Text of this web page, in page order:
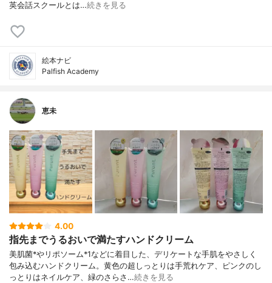
英会話スクールとは…続きを見る
絵本ナビ
Palfish Academy
恵未
4.00
指先までうるおいで満たすハンドクリーム
美肌菌*やリポソーム*1などに着目した、デリケートな手肌をやさしく
包み込むハンドクリーム。黄色の超しっとりは手荒れケア、ピンクのし
っとりはネイルケア、緑のさらさ…続きを見る